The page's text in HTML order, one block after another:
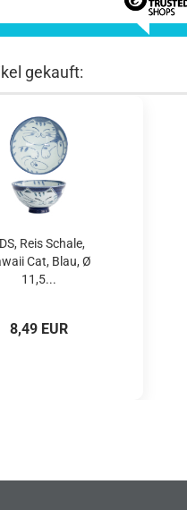
gekauft:
Reis Schale,
Cat, Blau, Ø
11,5...
8,49 EUR